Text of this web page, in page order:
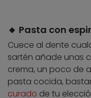
🔸 Pasta con
Cuece al dente
sartén añade unas
crema, un poco de
pasta cocida,
curado de tu